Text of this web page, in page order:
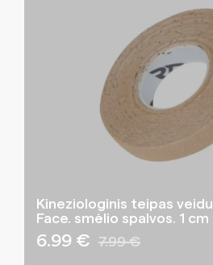
Kineziologinis teipas
Face. smėlio spalvos. 1 cm
6.99 € 7.99 €